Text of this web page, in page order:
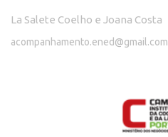
La Salete Coelho e Joana Costa
acompanhamento.ened@gmail.com